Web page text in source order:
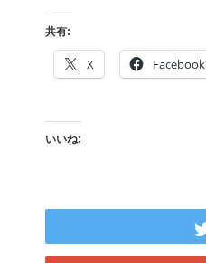
共有:
X Facebook
いいね: